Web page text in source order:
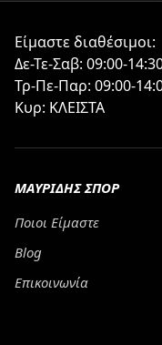
Είμαστε διαθέσιμοι:
Δε-Τε-Σαβ: 09:00-
Τρ-Πε-Παρ: 09:00-
Κυρ: ΚΛΕΙΣΤΑ
ΜΑΥΡΙΔΗΣ ΣΠΟΡ
Ποιοι Είμαστε
Blog
Επικοινωνία